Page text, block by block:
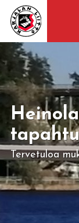
Tervetuloa